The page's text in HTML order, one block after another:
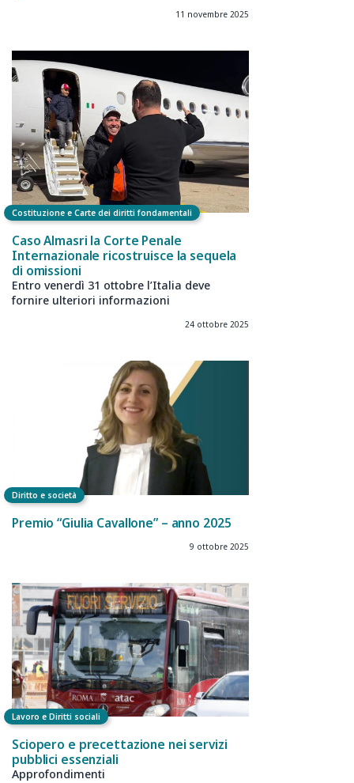
11 novembre 2025
Costituzione e Carte dei diritti fondamentali
Caso Almasri la Corte Penale
Internazionale ricostruisce la sequela
di omissioni
Entro venerdì 31 ottobre l’Italia deve
fornire ulteriori informazioni
24 ottobre 2025
Diritto e società
Premio “Giulia Cavallone” – anno 2025
9 ottobre 2025
Lavoro e Diritti sociali
Sciopero e precettazione nei servizi
pubblici essenziali
Approfondimenti